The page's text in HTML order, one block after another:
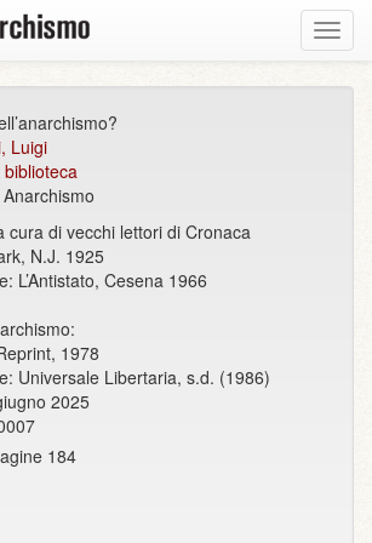
Luigi
biblioteca
cura di vecchi lettori di Cronaca
N.J. 1925
L’Antistato, Cesena 1966
1978
Universale Libertaria, s.d. (1986)
2025
184